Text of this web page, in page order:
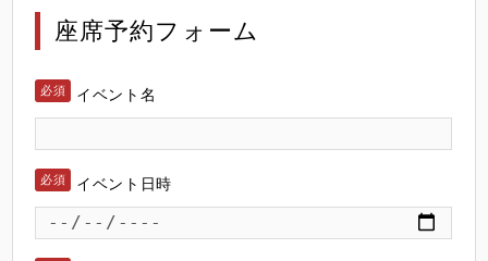
座席予約フォーム
イベント名
イベント日時